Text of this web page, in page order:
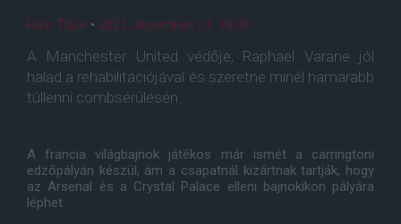
Házi Tibor • 2021. december. 01. 18:00
A Manchester United védője, Raphael Varane jól
halad a rehabilitációjával és szeretne minél hamarabb
túllenni combsérülésén.
A francia világbajnok játékos már ismét a carringtoni
edzőpályán készül, ám a csapatnál kizártnak tartják, hogy
az Arsenal és a Crystal Palace elleni bajnokikon pályára
léphet.